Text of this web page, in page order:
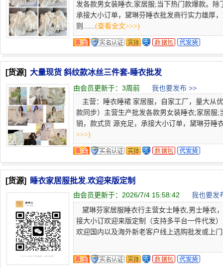
发各款男女装睡衣;家居服;当下热门款爆款。
承接大小订单，黛琳芬睡衣批发商行实力雄厚
则......(查看全文>>>)
[货源] 大量现货 斜纹款冰丝三件套-睡衣批发
由会员更新于： 3周前 我也要发布 >>
主营：睡衣睡裙 家居服，自家工厂，量大从
款同步）主营生产批发各款男女装睡衣;家居服
销，款式货 源充足，承接大小订单，黛琳芬睡
>>>)
[货源] 睡衣家居服批发.欢迎来版定制
由会员更新于： 2026/7/4 15:58:42 我也要发
黛琳芬家居服睡衣行主营女士睡衣,男士睡衣
接大小订欢迎来版定制（支持多平台一件代发
欢迎国内以及海外新老客户线上选购批发或上